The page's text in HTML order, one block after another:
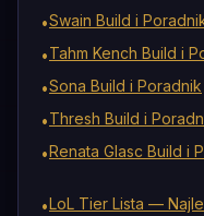
•Swain Build i
•Tahm Kench Build i
•Sona Build i Poradnik
•Thresh Build i
•Renata Glasc Build i
•LoL Tier Lista —